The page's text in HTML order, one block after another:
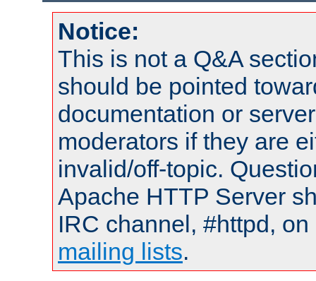
Notice:
This is not a Q&A
should be pointed
documentation or
moderators if they are
invalid/off-topic.
Apache HTTP Server
IRC channel, #httpd,
mailing lists.